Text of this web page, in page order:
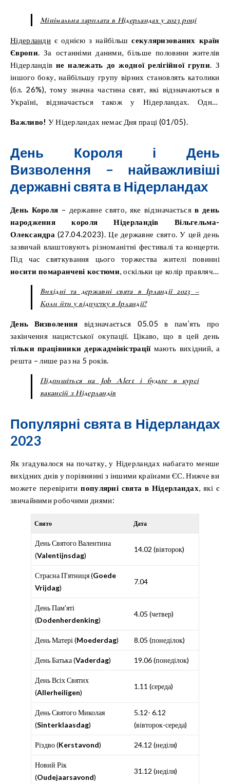
Мінімальна зарплата в Нідерландах у 2023 році
Нідерланди є однією з найбільшсекуляризованих країн
Європи. За останніми даними, більше половини жителів
Нідерландів не належать до жодної релігійної групи. З
іншого боку, найбільшу групу вірних становлять католики
(бл. 26%), тому значна частина свят, які відзначаються в
Україні, відзначається також у Нідерландах. Однак
Важливо! У Нідерландах немає Дня праці (01/05).
День Короля і День
Визволення – найважливіші
державні свята в Нідерландах
День Короля – державне свято, яке відзначаєтьсяв день
народження короля Нідерландів Вільгельма-
Олександра (27.04.2023). Це державне свято. У цей день
зазвичай влаштовують різноманітні фестивалі та концерти.
Під час святкування цього торжества жителі повинні
носити помаранчеві костюми, оскільки це колір правлячої
родини в Нідерландах.
Вихідні та державні свята в Ірландії 2023 –
Коли йти у відпустку в Ірландії?
День Визволення відзначається 05.05 в пам’ять про
закінчення нацистської окупації. Цікаво, що в цей день
тільки працівники держадміністраціїмають вихідний, а
решта – лише раз на 5 років.
Підпишіться на Job Alert і будьте в курсі
вакансій з Нідерландів
Популярні свята в Нідерландах
2023
Як згадувалося на початку, у Нідерландах набагато менше
вихідних днів у порівнянні з іншими країнами ЄС. Нижче ви
можете перевіритипопулярні свята в Нідерландах, які є
звичайними робочими днями:
Свято Дата
День Святого Валентина
(Valentijnsdag)
14.02 (вівторок)
Страсна П’ятниця (Goede
Vrijdag)
7.04
День Пам’яті
(Dodenherdenking)
4.05 (четвер)
День Матері (Moederdag) 8.05 (понеділок)
День Батька (Vaderdag) 19.06 (понеділок)
День Всіх Святих
(Allerheiligen)
1.11 (середа)
День Святого Миколая
(Sinterklaasdag)
5.12- 6.12
(вівторок-середа)
Різдво (Kerstavond) 24.12 (неділя)
Новий Рік
(Oudejaarsavond)
31.12 (неділя)